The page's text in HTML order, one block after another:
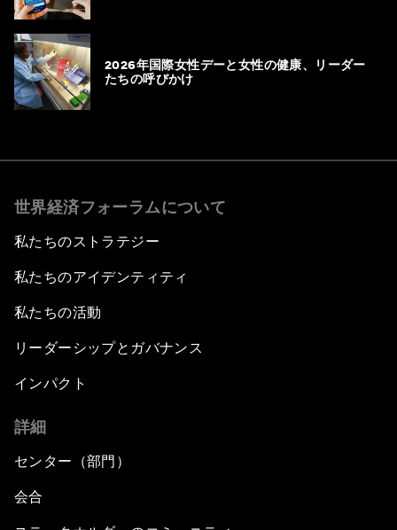
2026年国際女性デーと女性の健康、リーダー
たちの呼びかけ
世界経済フォーラムについて
私たちのストラテジー
私たちのアイデンティティ
私たちの活動
リーダーシップとガバナンス
インパクト
詳細
センター（部門）
会合